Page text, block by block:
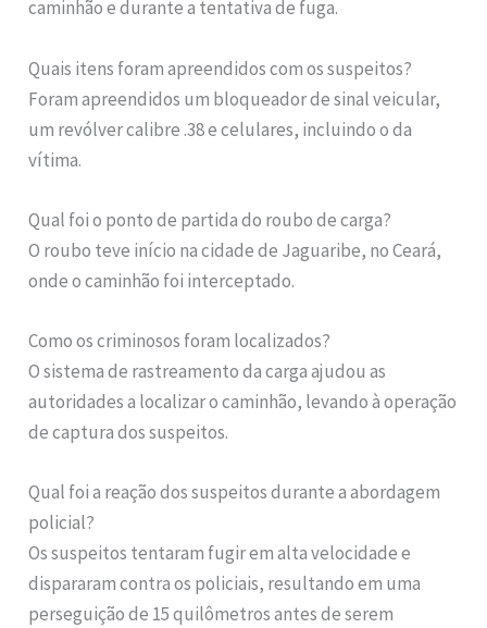
caminhão e durante a tentativa de fuga.
Quais itens foram apreendidos com os suspeitos?
Foram apreendidos um bloqueador de sinal veicular,
um revólver calibre .38 e celulares, incluindo o da
vítima.
Qual foi o ponto de partida do roubo de carga?
O roubo teve início na cidade de Jaguaribe, no Ceará,
onde o caminhão foi interceptado.
Como os criminosos foram localizados?
O sistema de rastreamento da carga ajudou as
autoridades a localizar o caminhão, levando à operação
de captura dos suspeitos.
Qual foi a reação dos suspeitos durante a abordagem
policial?
Os suspeitos tentaram fugir em alta velocidade e
dispararam contra os policiais, resultando em uma
perseguição de 15 quilômetros antes de serem